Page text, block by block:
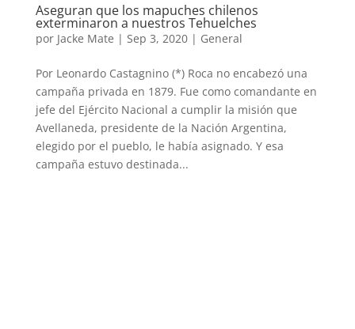
Aseguran que los mapuches chilenos
exterminaron a nuestros Tehuelches
por Jacke Mate | Sep 3, 2020| General
Por Leonardo Castagnino (*) Roca no encabezó una
campaña privada en 1879. Fue como comandante en
jefe del Ejército Nacional a cumplir la misión que
Avellaneda, presidente de la Nación Argentina,
elegido por el pueblo, le había asignado. Y esa
campaña estuvo destinada...